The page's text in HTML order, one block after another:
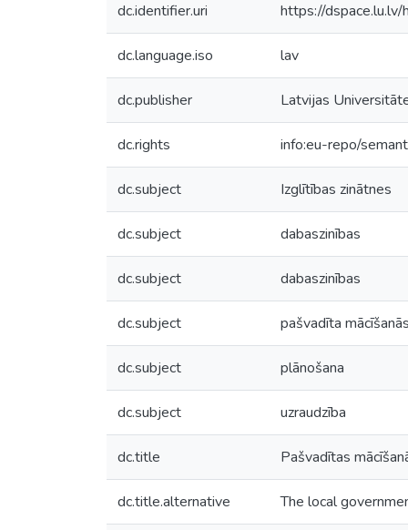
dc.identifier.uri https://
dc.language.iso lav
dc.publisher Latvijas
dc.rights info:eu-repo/
dc.subject Izglītības zinātnes
dc.subject dabaszinības
dc.subject dabaszinības
dc.subject pašvadīta
dc.subject plānošana
dc.subject uzraudzība
dc.title Pašvadītas
dc.title.alternative The local